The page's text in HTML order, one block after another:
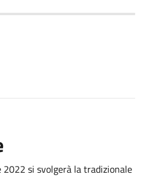
2022 si svolgerà la tradizionale